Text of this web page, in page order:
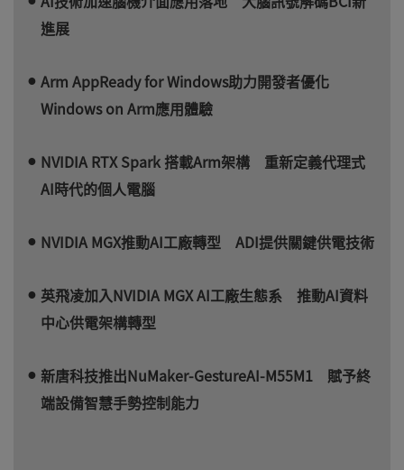
進展
Arm AppReady for Windows助力開發者優化
Windows on Arm應用體驗
NVIDIA RTX Spark 搭載Arm架構 重新定義代理式
AI時代的個人電腦
NVIDIA MGX推動AI工廠轉型 ADI提供關鍵供電技術
英飛凌加入NVIDIA MGX AI工廠生態系 推動AI資料
中心供電架構轉型
新唐科技推出NuMaker-GestureAI-M55M1 賦予終
端設備智慧手勢控制能力